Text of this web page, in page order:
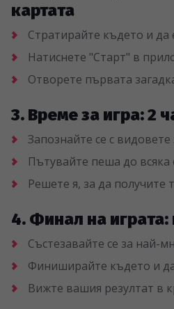
картата
Стратирайте където и да
Натиснете "Старт" в
Отворете първата
3. Време за игра: 2
Запознайте се с видовете
Пътувайте пеша до всяка
Решете я, за да получите
4. Финал на
Състезавайте се за най-
Финиширайте където и
Вижте вашия резултат в